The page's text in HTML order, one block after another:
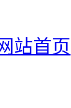
站首页